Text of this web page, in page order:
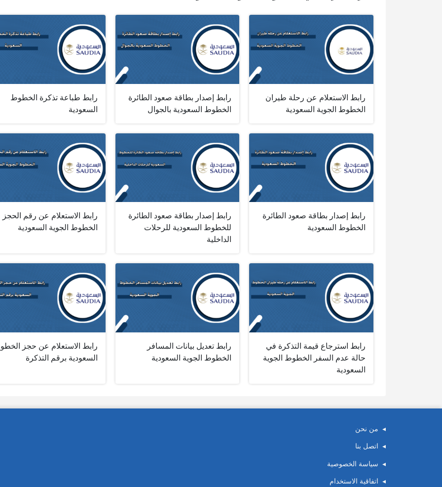
رابط الاستعلام عن رحلة طيران
الخطوط الجوية السعودية
رابط إصدار بطاقة صعود الطائرة
الخطوط السعودية بالجوال
رابط طباعة تذكرة الخطوط
السعودية
رابط إصدار بطاقة صعود الطائرة
الخطوط السعودية
رابط إصدار بطاقة صعود الطائرة
للخطوط السعودية للرحلات
الداخلية
رابط الاستعلام عن رقم
الخطوط الجوية السعودية
رابط استرجاع قيمة التذكرة في
حالة عدم السفر الخطوط الجوية
السعودية
رابط تعديل بيانات المسافر
الخطوط الجوية السعودية
رابط الاستعلام عن حجز
السعودية برقم التذكرة
من نحن
اتصل بنا
سياسة الخصوصية
اتفاقية الاستخدام